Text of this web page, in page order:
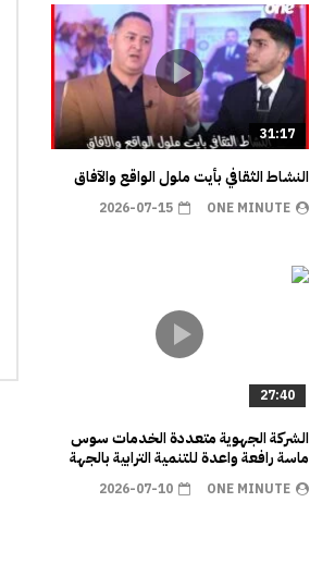
31:17
النشاط الثقافي بأيت ملول الواقع والآفاق
ONE MINUTE
2026-07-15
27:40
الشركة الجهوية متعددة الخدمات سوس
ماسة رافعة واعدة للتنمية الترابية بالجهة
ONE MINUTE
2026-07-10